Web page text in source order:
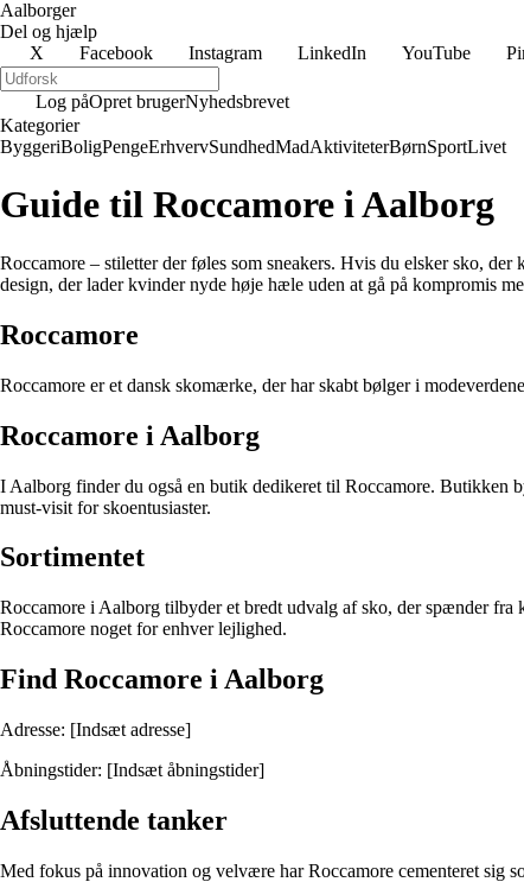
Aalborger
Del og hjælp
X
Facebook Instagram LinkedIn YouTube
Log påOpret brugerNyhedsbrevet
Kategorier
ByggeriBoligPengeErhvervSundhedMadAktiviteterBørnSportLivet
Guide til Roccamore i Aalborg
Roccamore – stiletter der føles som sneakers. Hvis du elsker sko,
design, der lader kvinder nyde høje hæle uden at gå på kompromis
Roccamore
Roccamore er et dansk skomærke, der har skabt bølger i
Roccamore i Aalborg
I Aalborg finder du også en butik dedikeret til Roccamore. Butikken
must-visit for skoentusiaster.
Sortimentet
Roccamore i Aalborg tilbyder et bredt udvalg af sko, der spænder fra
Roccamore noget for enhver lejlighed.
Find Roccamore i Aalborg
Adresse: [Indsæt adresse]
Åbningstider: [Indsæt åbningstider]
Afsluttende tanker
Med fokus på innovation og velvære har Roccamore cementeret sig